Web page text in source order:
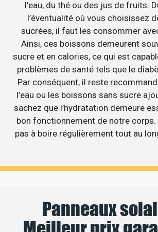
l’eau, du thé ou des jus de fruits.
l’éventualité où vous choisissez
sucrées, il faut les consommer
Ainsi, ces boissons demeurent
sucre et en calories, ce qui est
problèmes de santé tels que le
Par conséquent, il reste
l’eau ou les boissons sans sucre
sachez que l’hydratation demeure
bon fonctionnement de notre corps.
pas à boire régulièrement tout au
Panneaux